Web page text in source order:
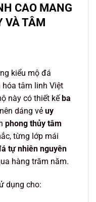
CAO MANG
VÀ TÂM
kiểu mộ đá
tâm linh Việt
này có thiết kế ba
dáng vẻ uy
phong thủy tâm
từng lớp mái
tự nhiên nguyên
hàng trăm năm.
dụng cho: